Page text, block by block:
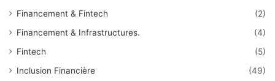
Financement & Fintech
(2)
Financement & Infrastructures.
(4)
Fintech
(5)
Inclusion Financière
(49)